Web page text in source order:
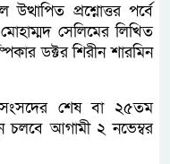
প্রশ্নোত্তর পর্বে
সেলিমের লিখিত
ডক্টর শিরীন শারমিন
শেষ বা ২৫তম
আগামী ২ নভেম্বর